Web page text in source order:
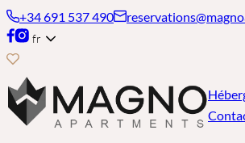
+34 691 537 490
fr